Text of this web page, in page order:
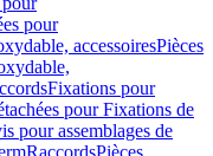
pour
accessoiresPièces
Fixations pour
pour Fixations de
pour assemblages de
RaccordsPièces